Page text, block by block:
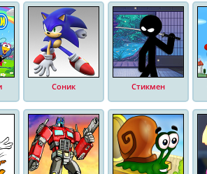
Соник Стикмен